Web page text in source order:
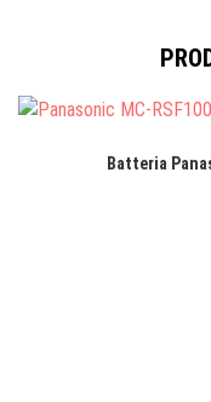
Batteria